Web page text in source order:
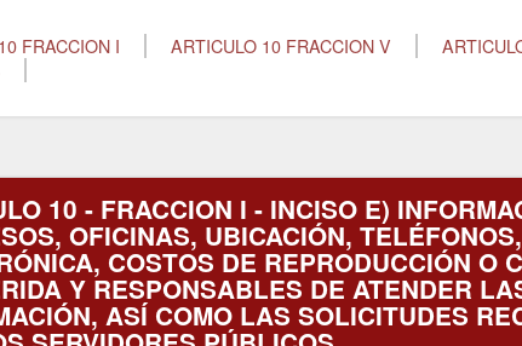
FRACCION I ARTICULO 10 FRACCION V
10 - FRACCION I - INCISO E)
OFICINAS, UBICACIÓN,
COSTOS DE REPRODUCCIÓN O
Y RESPONSABLES DE ATENDER
ASÍ COMO LAS SOLICITUDES